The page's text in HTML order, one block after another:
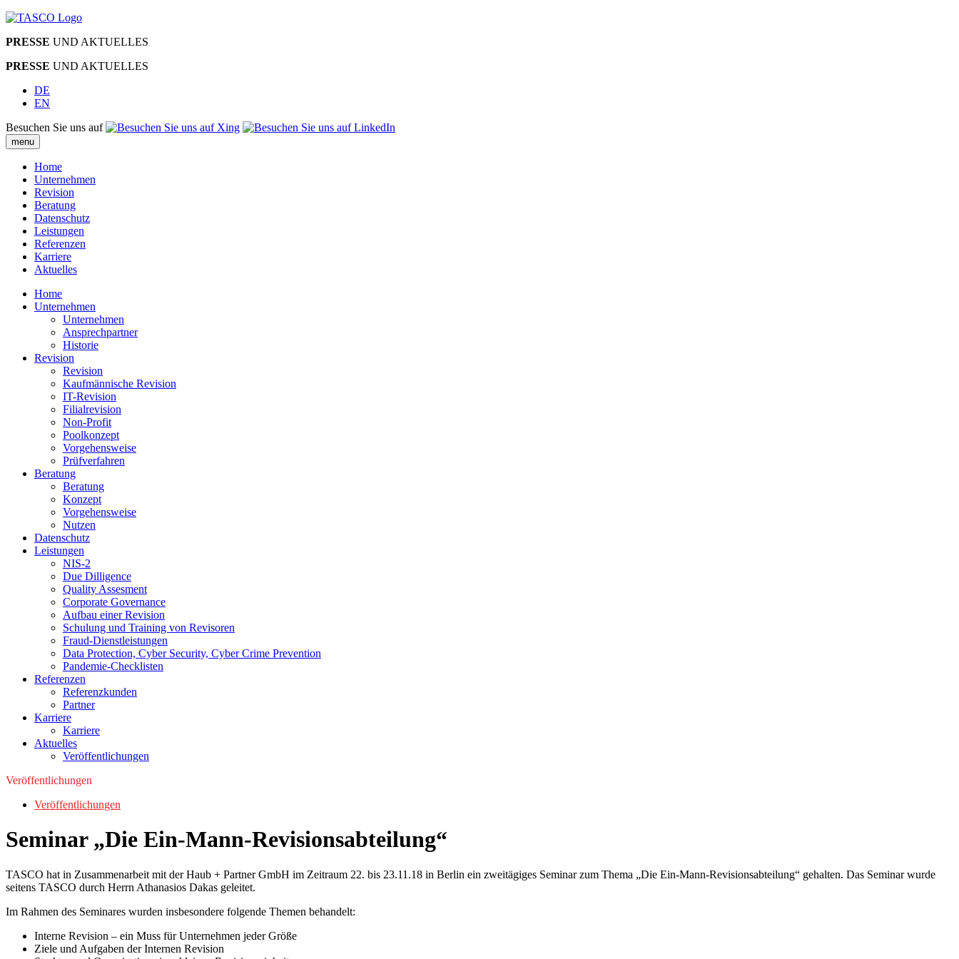
PRESSE UND AKTUELLES
PRESSE UND AKTUELLES
DE
EN
Besuchen Sie uns auf
menu
Home
Unternehmen
Revision
Beratung
Datenschutz
Leistungen
Referenzen
Karriere
Aktuelles
Home
Unternehmen
Unternehmen
Ansprechpartner
Historie
Revision
Revision
Kaufmännische Revision
IT-Revision
Filialrevision
Non-Profit
Poolkonzept
Vorgehensweise
Prüfverfahren
Beratung
Beratung
Konzept
Vorgehensweise
Nutzen
Datenschutz
Leistungen
NIS-2
Due Dilligence
Quality Assesment
Corporate Governance
Aufbau einer Revision
Schulung und Training von Revisoren
Fraud-Dienstleistungen
Data Protection, Cyber Security, Cyber Crime Prevention
Pandemie-Checklisten
Referenzen
Referenzkunden
Partner
Karriere
Karriere
Aktuelles
Veröffentlichungen
Veröffentlichungen
Veröffentlichungen
Seminar „Die Ein-Mann-Revisionsabteilung“
TASCO hat in Zusammenarbeit mit der Haub + Partner GmbH im Zeitraum 22. bis 23.11.18 in Berlin ein zweitägiges Seminar zum Thema „Die Ein-Mann-Revisionsabteilung“ gehalten. Das Seminar wurde
seitens TASCO durch Herrn Athanasios Dakas geleitet.
Im Rahmen des Seminares wurden insbesondere folgende Themen behandelt:
Interne Revision – ein Muss für Unternehmen jeder Größe
Ziele und Aufgaben der Internen Revision